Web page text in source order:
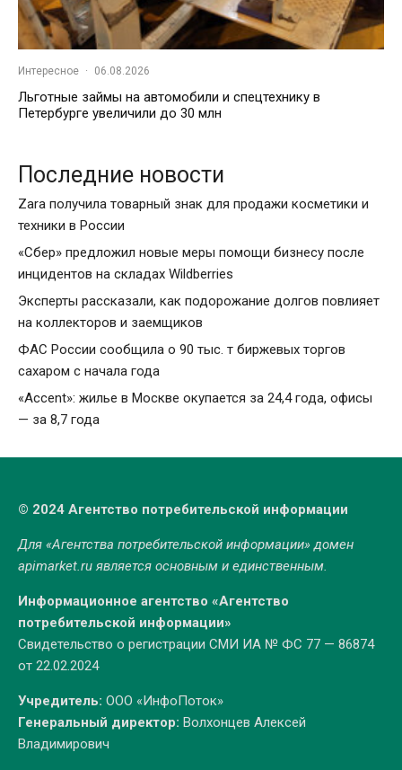
Интересное · 06.08.2026
Льготные займы на автомобили и спецтехнику в
Петербурге увеличили до 30 млн
Последние новости
Zara получила товарный знак для продажи косметики и
техники в России
«Сбер» предложил новые меры помощи бизнесу после
инцидентов на складах Wildberries
Эксперты рассказали, как подорожание долгов повлияет
на коллекторов и заемщиков
ФАС России сообщила о 90 тыс. т биржевых торгов
сахаром с начала года
«Accent»: жилье в Москве окупается за 24,4 года, офисы
— за 8,7 года
© 2024 Агентство потребительской информации
Для «Агентства потребительской информации» домен
apimarket.ruявляется основным и единственным.
Информационное агентство «Агентство
потребительской информации»
Свидетельство о регистрации СМИ ИА № ФС 77 — 86874
от 22.02.2024
Учредитель: ООО «ИнфоПоток»
Генеральный директор: Волхонцев Алексей
Владимирович